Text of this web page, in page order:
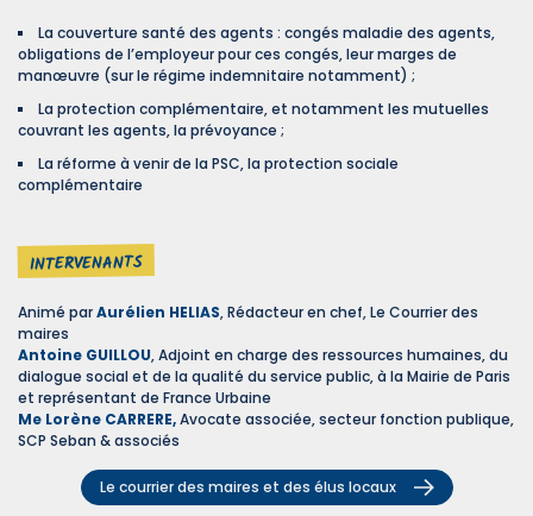
La couverture santé des agents : congés maladie des agents,
obligations de l’employeur pour ces congés, leur marges de
manœuvre (sur le régime indemnitaire notamment) ;
La protection complémentaire, et notamment les mutuelles
couvrant les agents, la prévoyance ;
La réforme à venir de la PSC, la protection sociale
complémentaire
INTERVENANTS
Animé parAurélien HELIAS, Rédacteur en chef, Le Courrier des
maires
Antoine GUILLOU, Adjoint en charge des ressources humaines, du
dialogue social et de la qualité du service public, à la Mairie de Paris
et représentant de France Urbaine
Me Lorène CARRERE,Avocate associée, secteur fonction publique,
SCP Seban & associés
Le courrier des maires et des élus locaux